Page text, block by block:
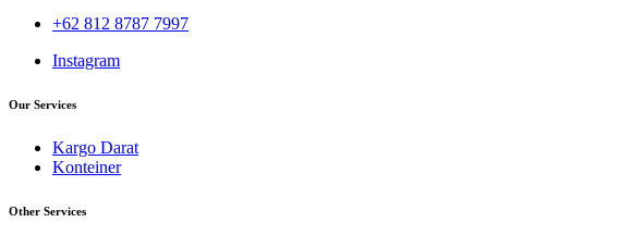
+62 812 8787 7997
Instagram
Our Services
Kargo Darat
Konteiner
Other Services